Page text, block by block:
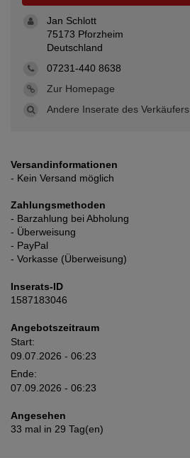
Jan Schlott
75173 Pforzheim
Deutschland
07231-440 8638
Zur Homepage
Andere Inserate des Verkäufers
Versandinformationen
- Kein Versand möglich
Zahlungsmethoden
- Barzahlung bei Abholung
- Überweisung
- PayPal
- Vorkasse (Überweisung)
Inserats-ID
1587183046
Angebotszeitraum
Start:
09.07.2026 - 06:23
Ende:
07.09.2026 - 06:23
Angesehen
33 mal in 29 Tag(en)